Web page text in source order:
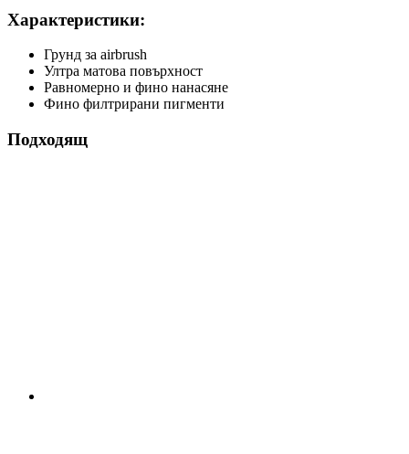
Характеристики:
Грунд за airbrush
Ултра матова повърхност
Равномерно и фино нанасяне
Фино филтрирани пигменти
Подходящ